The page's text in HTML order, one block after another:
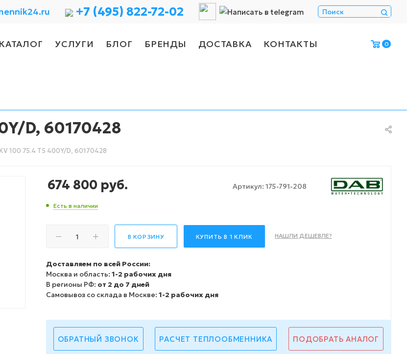
+7 (495) 822-72-02
КАТАЛОГ УСЛУГИ БЛОГ БРЕНДЫ ДОСТАВКА КОНТАКТЫ 0
D, 60170428
100 75.4 T5 400Y/D, 60170428
Артикул: 175-791-208
674 800 руб.
Есть в наличии
В КОРЗИНУ КУПИТЬ В 1 КЛИК НАШЛИ ДЕШЕВЛЕ?
Доставляем по всей России:
Москва и область: 1-2 рабочих дня
В регионы РФ: от 2 до 7 дней
Самовывоз со склада в Москве: 1-2 рабочих дня
ОБРАТНЫЙ ЗВОНОК РАСЧЕТ ТЕПЛООБМЕННИКА ПОДОБРАТЬ АНАЛОГ